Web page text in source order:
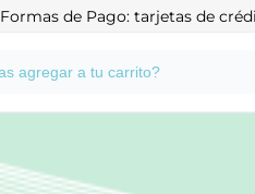
Formas de Pago: tarjetas de